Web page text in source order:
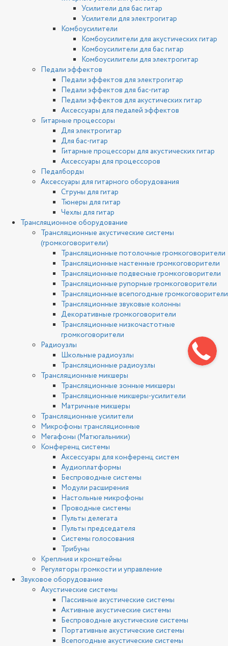
Усилители для бас гитар
Усилители для электрогитар
Комбоусилители
Комбоусилители для акустических гитар
Комбоусилители для бас гитар
Комбоусилители для электрогитар
Педали эффектов
Педали эффектов для электрогитар
Педали эффектов для бас-гитар
Педали эффектов для акустических гитар
Аксессуары для педалей эффектов
Гитарные процессоры
Для электрогитар
Для бас-гитар
Гитарные процессоры для акустических гитар
Аксессуары для процессоров
Педалборды
Аксессуары для гитарного оборудования
Струны для гитар
Тюнеры для гитар
Чехлы для гитар
Трансляционное оборудование
Трансляционные акустические системы
(громкоговорители)
Трансляционные потолочные громкоговорители
Трансляционные настенные громкоговорители
Трансляционные подвесные громкоговорители
Трансляционные рупорные громкоговорители
Трансляционные всепогодные громкоговорители
Трансляционные звуковые колонны
Декоративные громкоговорители
Трансляционные низкочастотные
громкоговорители
Радиоузлы
Школьные радиоузлы
Трансляционные радиоузлы
Трансляционные микшеры
Трансляционные зонные микшеры
Трансляционные микшеры-усилители
Матричные микшеры
Трансляционные усилители
Микрофоны трансляционные
Мегафоны (Матюгальники)
Конференц системы
Аксессуары для конференц систем
Аудиоплатформы
Беспроводные системы
Модули расширения
Настольные микрофоны
Проводные системы
Пульты делегата
Пульты председателя
Системы голосования
Трибуны
Креплния и кронштейны
Регуляторы громкости и управление
Звуковое оборудование
Акустические системы
Пассивные акустические системы
Активные акустические системы
Беспроводные акустические системы
Портативные акустические системы
Всепогодные акустические системы